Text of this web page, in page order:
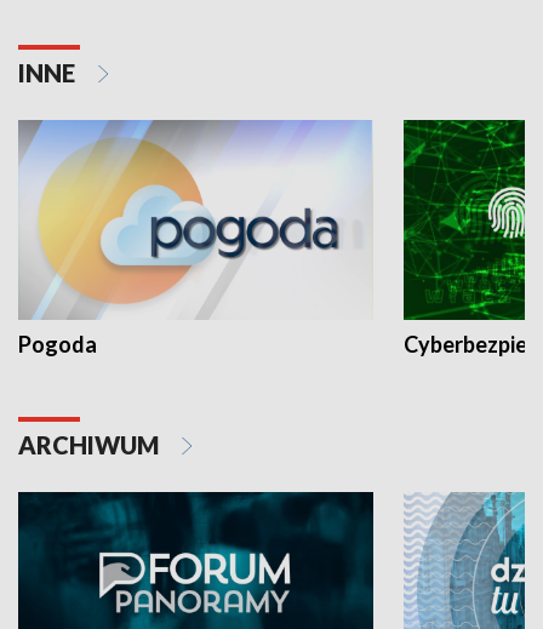
INNE
Pogoda
ARCHIWUM